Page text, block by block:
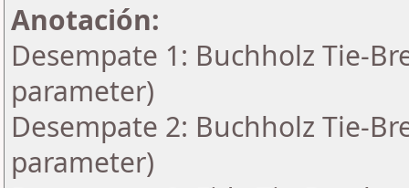
Anotación:
Desempate 1: Buchholz Tie-
parameter)
Desempate 2: Buchholz Tie-
parameter)